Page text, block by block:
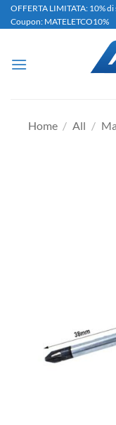
Salta
ai
OFFERTA LIMITATA: 10%
Coupon: MATELETCO10%
Home / All /